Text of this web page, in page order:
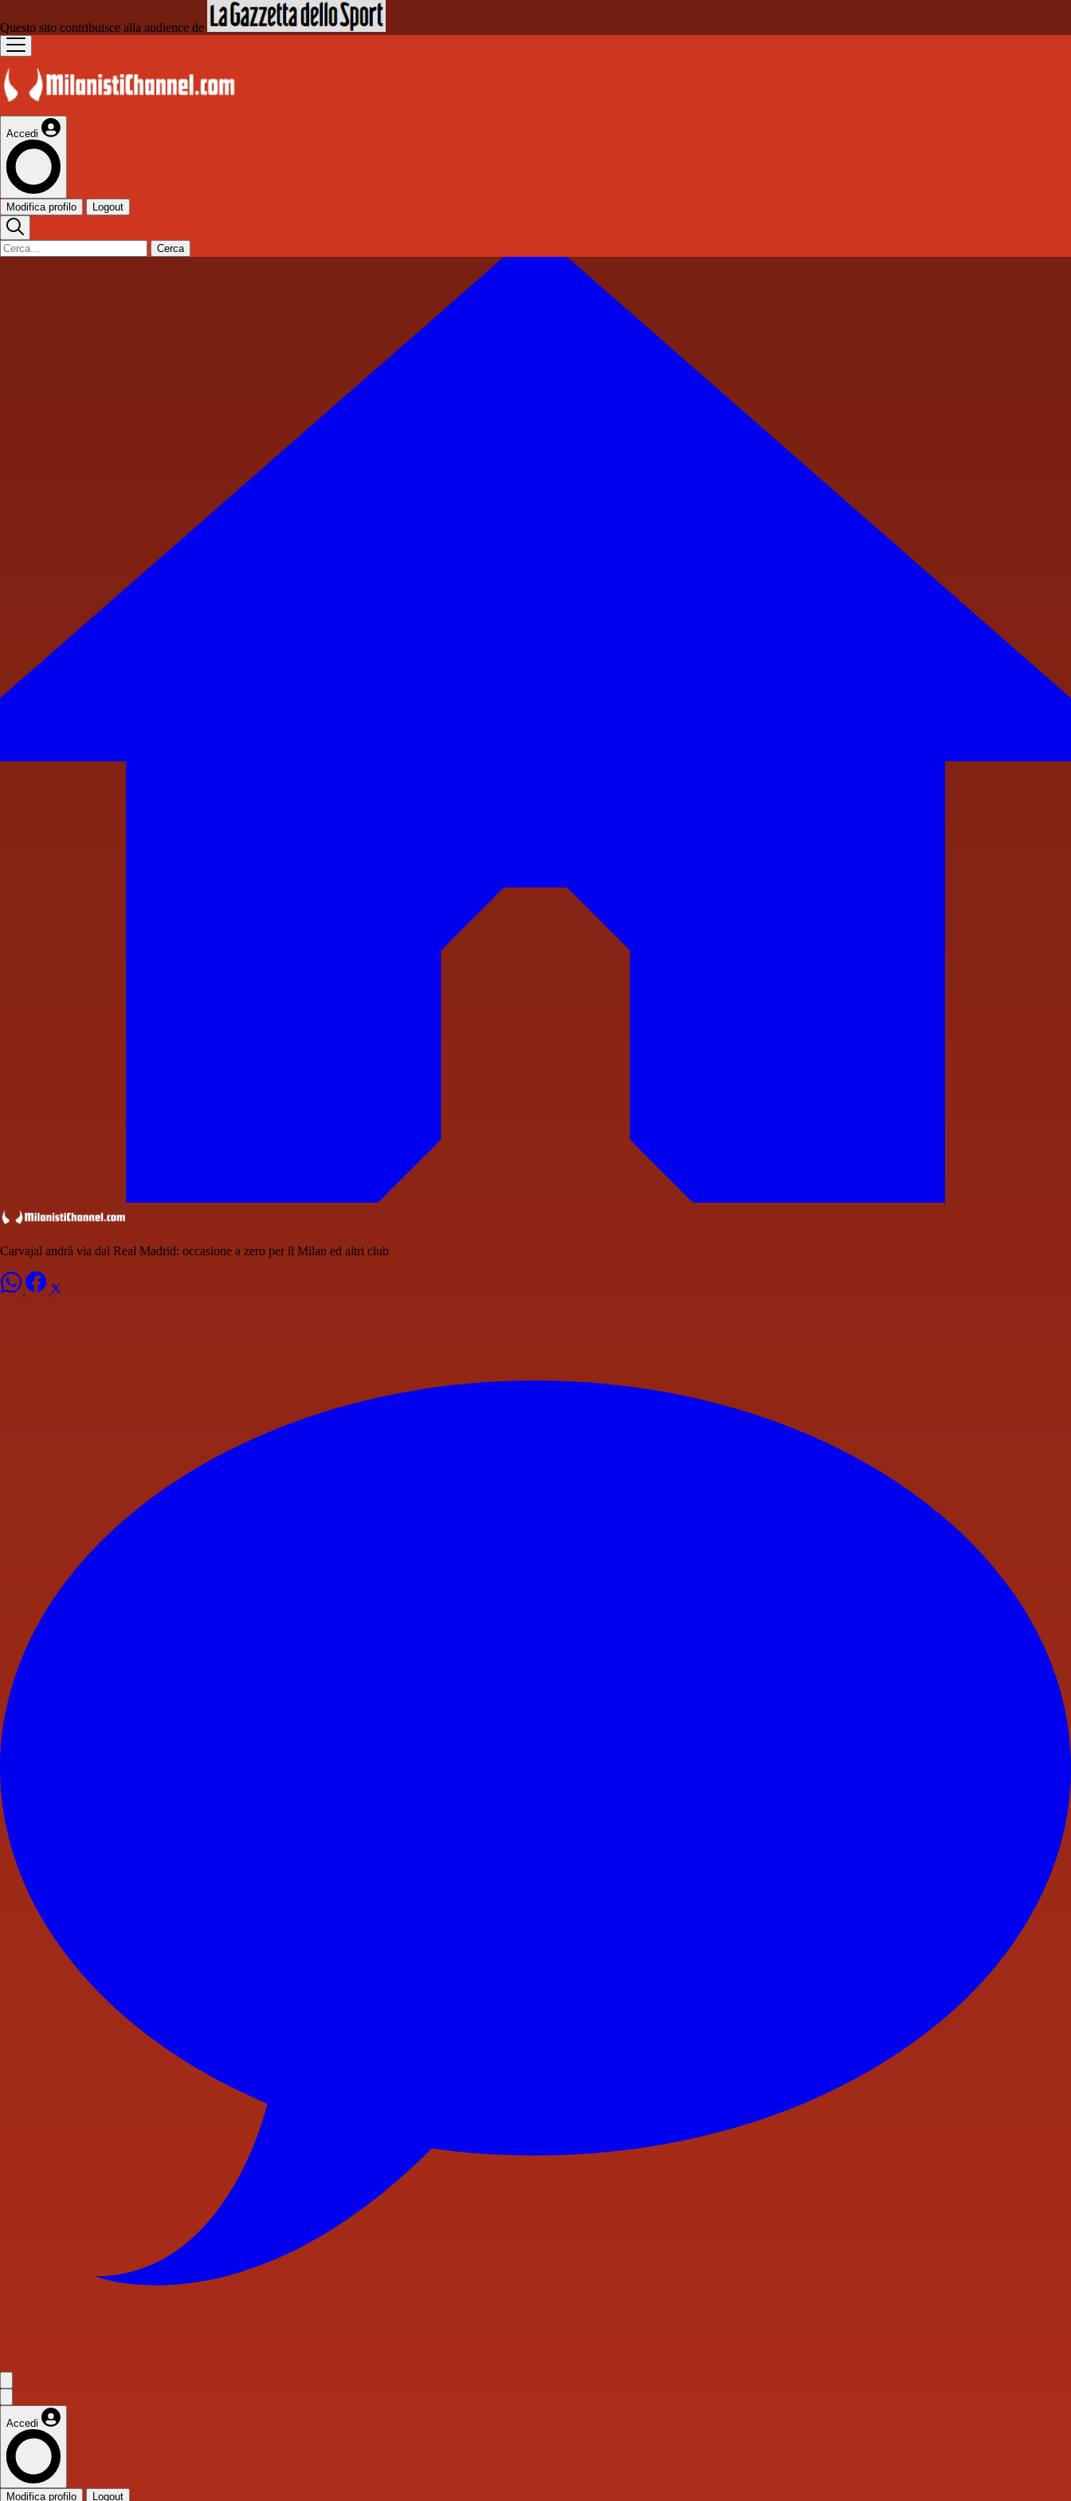
Questo sito contribuisce alla audience de
Accedi
Modifica profilo Logout
Cerca
Carvajal andrà via dal Real Madrid: occasione a zero per il Milan ed altri club
Accedi
Modifica profilo Logout